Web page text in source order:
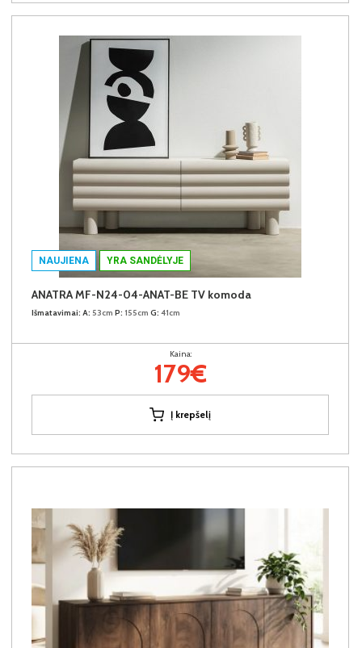
NAUJIENA YRA SANDĖLYJE
ANATRA MF-N24-04-ANAT-BE TV komoda
Išmatavimai: A: 53cm P: 155cm G: 41cm
Kaina:
179€
Į krepšelį